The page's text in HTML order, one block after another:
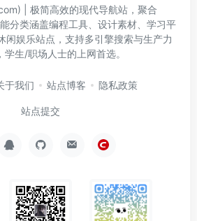
| 极简高效的现代导航站，聚合
分类涵盖编程工具、设计素材、学习平
闲娱乐站点，支持多引擎搜索与生产力
学生/职场人士的上网首选。
于我们 站点博客 隐私政策
站点提交